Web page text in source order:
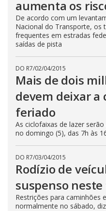
aumenta os
De acordo com um
Nacional do Transporte, os
frequentes em estradas
saídas de pista
DO R7/02/04/2015
Mais de dois
devem deixar a
feriado
As ciclofaixas de lazer
no domingo (5), das 7h às
DO R7/03/04/2015
Rodízio de
suspenso
Restrições para caminhões
normalmente no sábado, diz